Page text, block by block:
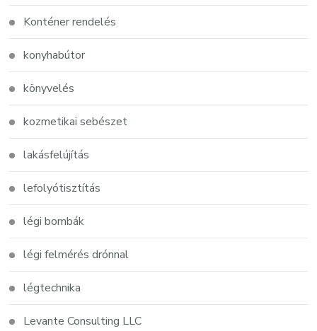
Konténer rendelés
konyhabútor
könyvelés
kozmetikai sebészet
lakásfelújítás
lefolyótisztítás
légi bombák
légi felmérés drónnal
légtechnika
Levante Consulting LLC